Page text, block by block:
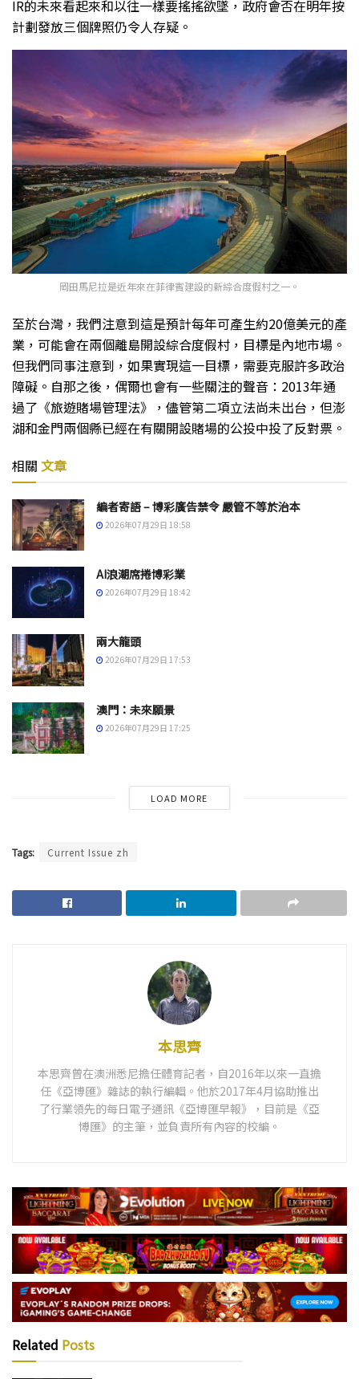
IR的未來看起來和以往一樣要搖搖欲墜，政府會否在明年按
計劃發放三個牌照仍令人存疑。
岡田馬尼拉是近年來在菲律賓建設的新綜合度假村之一。
至於台灣，我們注意到這是預計每年可產生約20億美元的產
業，可能會在兩個離島開設綜合度假村，目標是內地市場。
但我們同事注意到，如果實現這一目標，需要克服許多政治
障礙。自那之後，偶爾也會有一些關注的聲音：2013年通
過了《旅遊賭場管理法》，儘管第二項立法尚未出台，但澎
湖和金門兩個縣已經在有關開設賭場的公投中投了反對票。
相關 文章
編者寄語 – 博彩廣告禁令 嚴管不等於治本
2026年07月29日 18:58
AI浪潮席捲博彩業
2026年07月29日 18:42
兩大龍頭
2026年07月29日 17:53
澳門：未來願景
2026年07月29日 17:25
LOAD MORE
Tags: Current Issue zh
本思齊
本思齊曾在澳洲悉尼擔任體育記者，自2016年以來一直擔
任《亞博匯》雜誌的執行編輯。他於2017年4月協助推出
了行業領先的每日電子通訊《亞博匯早報》，目前是《亞
博匯》的主筆，並負責所有內容的校編。
Related Posts